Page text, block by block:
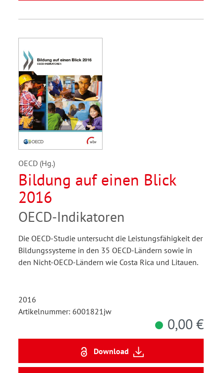
OECD (Hg.)
Bildung auf einen Blick
2016
OECD-Indikatoren
Die OECD-Studie untersucht die Leistungsfähigkeit der
Bildungssysteme in den 35 OECD-Ländern sowie in
den Nicht-OECD-Ländern wie Costa Rica und Litauen.
2016
Artikelnummer: 6001821jw
0,00 €
Download